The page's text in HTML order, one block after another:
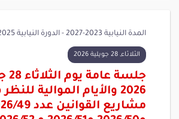
المدة النيابية 2023-2027 - الدورة النيابية 2025 - 2026
الثلاثاء, 28 جويلية 2026
2026 والأيام الموالية
مشاريع القوانين